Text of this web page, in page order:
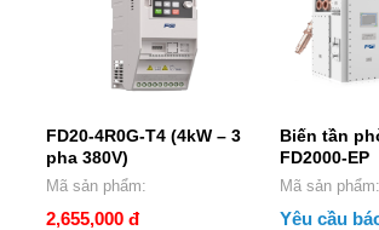
FD20-4R0G-T4 (4kW – 3
pha 380V)
Mã sản phẩm:
2,655,000 đ
Biến tần
FD2000-EP
Mã sản phẩm:
Yêu cầu